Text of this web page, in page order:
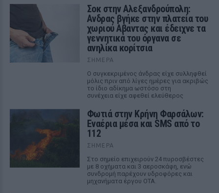
Σοκ στην Αλεξανδρούπολη:
Ανδρας βγήκε στην πλατεία του
χωριού Αβαντας και έδειχνε τα
γεννητικά του όργανα σε
ανηλίκα κορίτσια
ΣΉΜΕΡΑ
Ο συγκεκριμένος άνδρας είχε συλληφθεί
μόλις πριν από λίγες ημέρες για ακριβώς
το ίδιο αδίκημα ωστόσο στη
συνέχεια είχε αφεθεί ελεύθερος
Φωτιά στην Κρήνη Φαρσάλων:
Εναέρια μέσα και SMS από το
112
ΣΉΜΕΡΑ
Στο σημείο επιχειρούν 24 πυροσβέστες
με 8 οχήματα και 3 αεροσκάφη, ενώ
συνδρομή παρέχουν υδροφόρες και
μηχανήματα έργου ΟΤΑ.